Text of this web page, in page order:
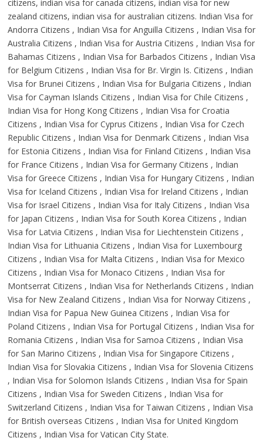
citizens, indian visa for canada citizens, indian visa for new
zealand citizens, indian visa for australian citizens. Indian Visa for
Andorra Citizens , Indian Visa for Anguilla Citizens , Indian Visa for
Australia Citizens , Indian Visa for Austria Citizens , Indian Visa for
Bahamas Citizens , Indian Visa for Barbados Citizens , Indian Visa
for Belgium Citizens , Indian Visa for Br. Virgin Is. Citizens , Indian
Visa for Brunei Citizens , Indian Visa for Bulgaria Citizens , Indian
Visa for Cayman Islands Citizens , Indian Visa for Chile Citizens ,
Indian Visa for Hong Kong Citizens , Indian Visa for Croatia
Citizens , Indian Visa for Cyprus Citizens , Indian Visa for Czech
Republic Citizens , Indian Visa for Denmark Citizens , Indian Visa
for Estonia Citizens , Indian Visa for Finland Citizens , Indian Visa
for France Citizens , Indian Visa for Germany Citizens , Indian
Visa for Greece Citizens , Indian Visa for Hungary Citizens , Indian
Visa for Iceland Citizens , Indian Visa for Ireland Citizens , Indian
Visa for Israel Citizens , Indian Visa for Italy Citizens , Indian Visa
for Japan Citizens , Indian Visa for South Korea Citizens , Indian
Visa for Latvia Citizens , Indian Visa for Liechtenstein Citizens ,
Indian Visa for Lithuania Citizens , Indian Visa for Luxembourg
Citizens , Indian Visa for Malta Citizens , Indian Visa for Mexico
Citizens , Indian Visa for Monaco Citizens , Indian Visa for
Montserrat Citizens , Indian Visa for Netherlands Citizens , Indian
Visa for New Zealand Citizens , Indian Visa for Norway Citizens ,
Indian Visa for Papua New Guinea Citizens , Indian Visa for
Poland Citizens , Indian Visa for Portugal Citizens , Indian Visa for
Romania Citizens , Indian Visa for Samoa Citizens , Indian Visa
for San Marino Citizens , Indian Visa for Singapore Citizens ,
Indian Visa for Slovakia Citizens , Indian Visa for Slovenia Citizens
, Indian Visa for Solomon Islands Citizens , Indian Visa for Spain
Citizens , Indian Visa for Sweden Citizens , Indian Visa for
Switzerland Citizens , Indian Visa for Taiwan Citizens , Indian Visa
for British overseas Citizens , Indian Visa for United Kingdom
Citizens , Indian Visa for Vatican City State.